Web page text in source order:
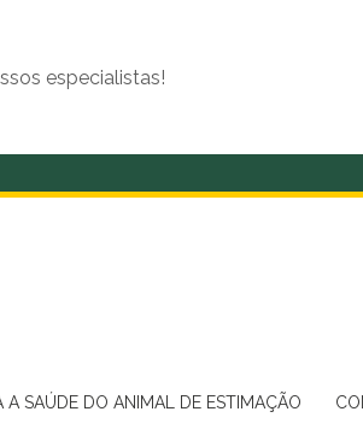
especialistas!
A SAÚDE DO ANIMAL DE ESTIMAÇÃO